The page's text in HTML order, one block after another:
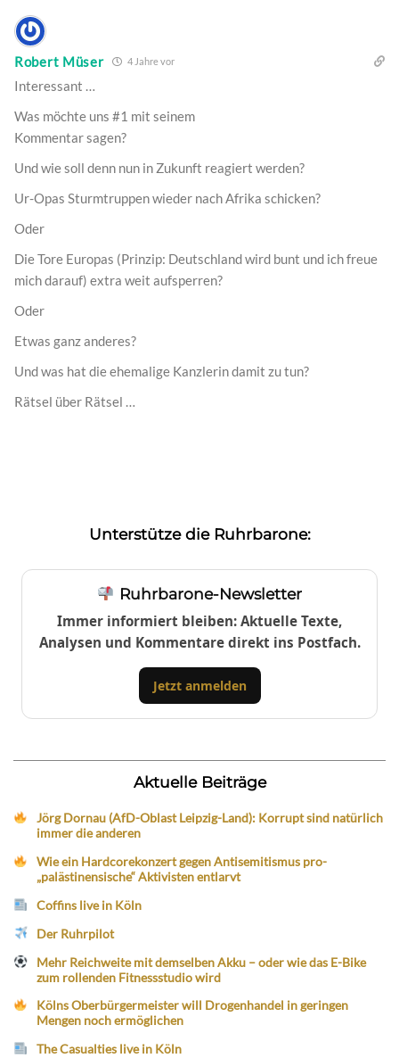
Robert Müser 4 Jahre vor
Interessant …
Was möchte uns #1 mit seinem
Kommentar sagen?
Und wie soll denn nun in Zukunft reagiert werden?
Ur-Opas Sturmtruppen wieder nach Afrika schicken?
Oder
Die Tore Europas (Prinzip: Deutschland wird bunt und ich freue
mich darauf) extra weit aufsperren?
Oder
Etwas ganz anderes?
Und was hat die ehemalige Kanzlerin damit zu tun?
Rätsel über Rätsel …
Unterstütze die Ruhrbarone:
Ruhrbarone-Newsletter
Immer informiert bleiben: Aktuelle Texte,
Analysen und Kommentare direkt ins Postfach.
Jetzt anmelden
Aktuelle Beiträge
Jörg Dornau (AfD-Oblast Leipzig-Land): Korrupt sind natürlich
immer die anderen
Wie ein Hardcorekonzert gegen Antisemitismus pro-
„palästinensische“ Aktivisten entlarvt
Coffins live in Köln
Der Ruhrpilot
Mehr Reichweite mit demselben Akku – oder wie das E-Bike
zum rollenden Fitnessstudio wird
Kölns Oberbürgermeister will Drogenhandel in geringen
Mengen noch ermöglichen
The Casualties live in Köln